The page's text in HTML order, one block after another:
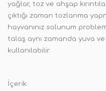
yağlar, toz ve ahşap
çıktığı zaman tozlanma
hayvanınız solunum
talaş aynı zamanda yuva
kullanılabilir.
İçerik: